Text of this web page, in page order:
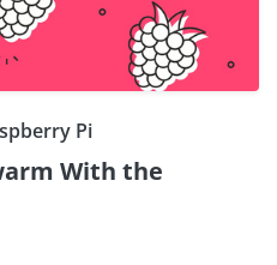
Pi
With the